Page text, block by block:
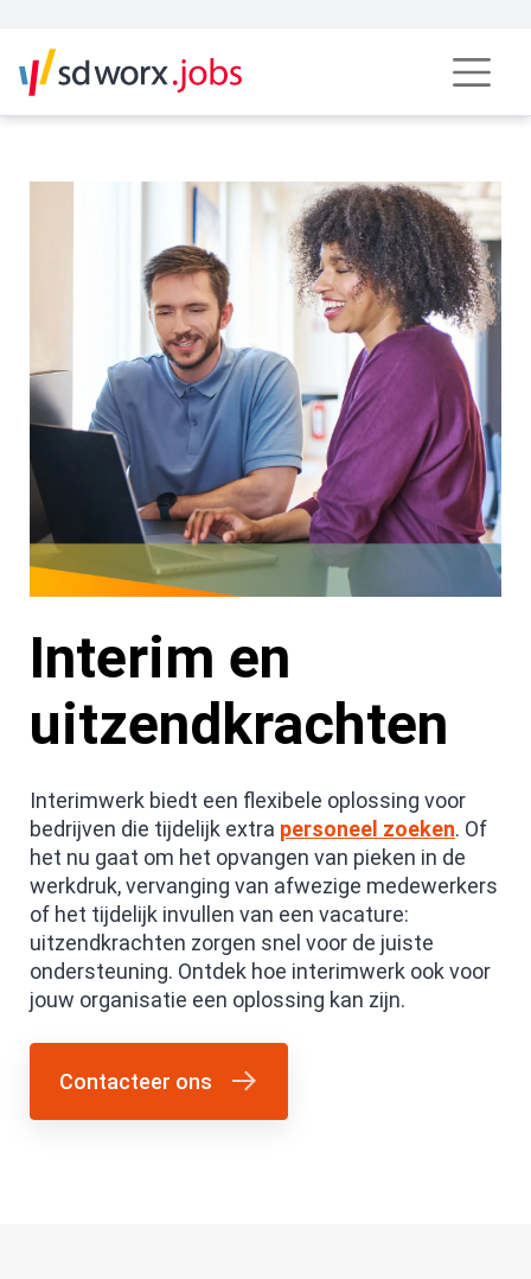
Interim en
uitzendkrachten
Interimwerk biedt een flexibele oplossing voor
bedrijven die tijdelijk extra personeel zoeken. Of
het nu gaat om het opvangen van pieken in de
werkdruk, vervanging van afwezige medewerkers
of het tijdelijk invullen van een vacature:
uitzendkrachten zorgen snel voor de juiste
ondersteuning. Ontdek hoe interimwerk ook voor
jouw organisatie een oplossing kan zijn.
Contacteer ons